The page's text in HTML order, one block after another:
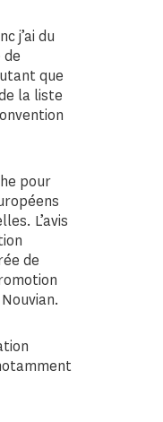
j’ai du
de
que
la liste
pour
L’avis
de